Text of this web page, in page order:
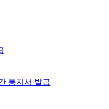
통지서 발급